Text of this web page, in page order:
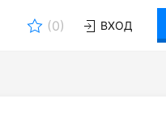
(0) ВХОД